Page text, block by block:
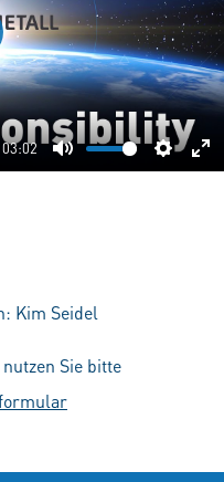
03:02
Mute
Kim Seidel
Sie bitte